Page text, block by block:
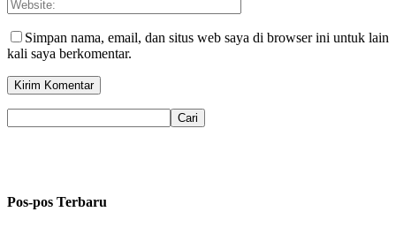
Simpan nama, email, dan situs web saya di browser ini untuk lain
kali saya berkomentar.
Pos-pos Terbaru